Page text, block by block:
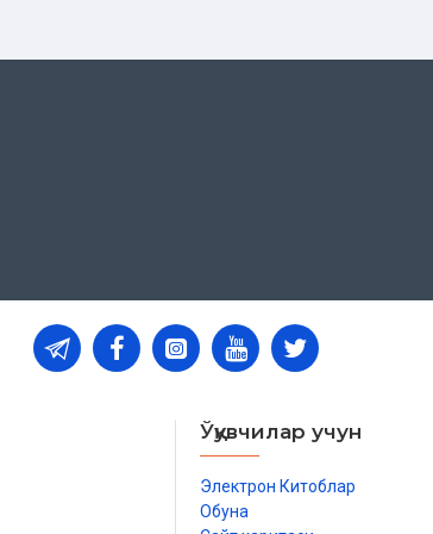
Ўқувчилар учун
Электрон Китоблар
Обуна